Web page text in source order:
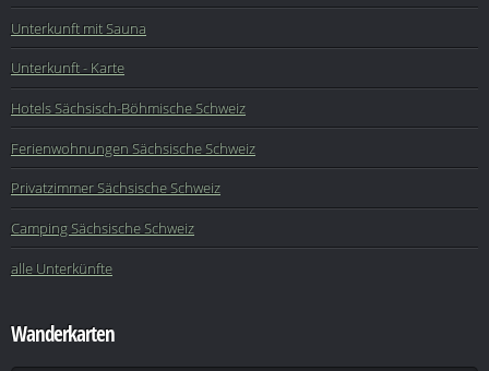
Unterkunft mit Sauna
Unterkunft - Karte
Hotels Sächsisch-Böhmische Schweiz
Ferienwohnungen Sächsische Schweiz
Privatzimmer Sächsische Schweiz
Camping Sächsische Schweiz
alle Unterkünfte
Wanderkarten